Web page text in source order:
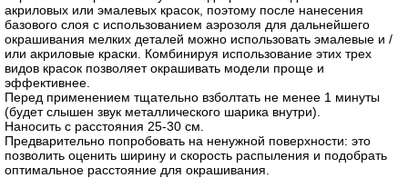
акриловых или эмалевых красок, поэтому после нанесения
базового слоя с использованием аэрозоля для дальнейшего
окрашивания мелких деталей можно использовать эмалевые и /
или акриловые краски. Комбинируя использование этих трех
видов красок позволяет окрашивать модели проще и
эффективнее.
Перед применением тщательно взболтать не менее 1 минуты
(будет слышен звук металлического шарика внутри).
Наносить с расстояния 25-30 см.
Предварительно попробовать на ненужной поверхности: это
позволить оценить ширину и скорость распыления и подобрать
оптимальное расстояние для окрашивания.